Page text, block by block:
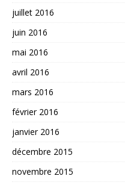
juillet 2016
juin 2016
mai 2016
avril 2016
mars 2016
février 2016
janvier 2016
décembre 2015
novembre 2015